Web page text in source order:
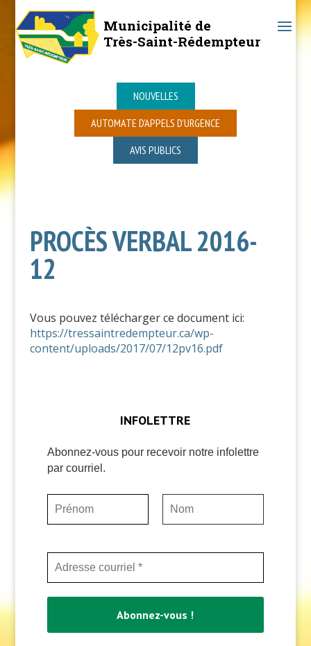
Municipalité de
Très-Saint-Rédempteur
NOUVELLES
AUTOMATE D’APPELS D’URGENCE
AVIS PUBLICS
PROCÈS VERBAL 2016-
12
Vous pouvez télécharger ce document ici:
https://tressaintredempteur.ca/wp-
content/uploads/2017/07/12pv16.pdf
INFOLETTRE
Abonnez-vous pour recevoir notre infolettre
par courriel.